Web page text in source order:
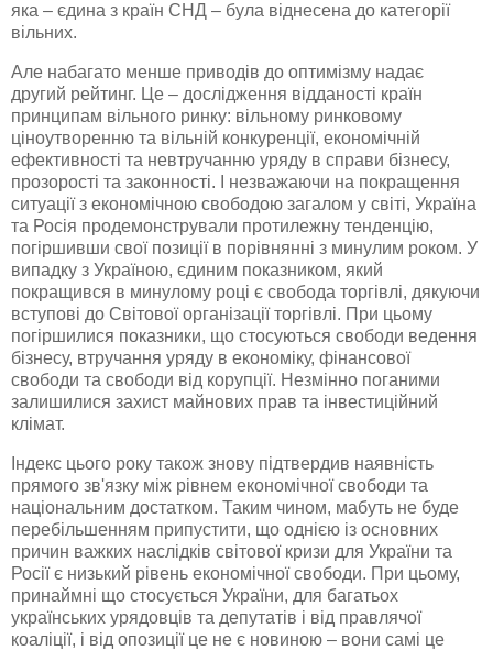
яка – єдина з країн СНД – була віднесена до категорії
вільних.
Але набагато менше приводів до оптимізму надає
другий рейтинг. Це – дослідження відданості країн
принципам вільного ринку: вільному ринковому
ціноутворенню та вільній конкуренції, економічній
ефективності та невтручанню уряду в справи бізнесу,
прозорості та законності. І незважаючи на покращення
ситуації з економічною свободою загалом у світі, Україна
та Росія продемонстрували протилежну тенденцію,
погіршивши свої позиції в порівнянні з минулим роком. У
випадку з Україною, єдиним показником, який
покращився в минулому році є свобода торгівлі, дякуючи
вступові до Світової організації торгівлі. При цьому
погіршилися показники, що стосуються свободи ведення
бізнесу, втручання уряду в економіку, фінансової
свободи та свободи від корупції. Незмінно поганими
залишилися захист майнових прав та інвестиційний
клімат.
Індекс цього року також знову підтвердив наявність
прямого зв'язку між рівнем економічної свободи та
національним достатком. Таким чином, мабуть не буде
перебільшенням припустити, що однією із основних
причин важких наслідків світової кризи для України та
Росії є низький рівень економічної свободи. При цьому,
принаймні що стосується України, для багатьох
українських урядовців та депутатів і від правлячої
коаліції, і від опозиції це не є новиною – вони самі це